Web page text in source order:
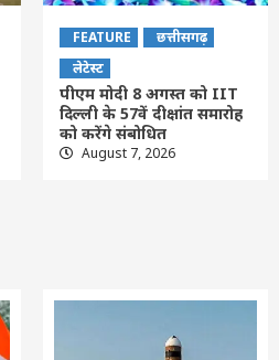
FEATURE
छत्तीसगढ़
लेटेस्ट
पीएम मोदी 8 अगस्त को IIT
दिल्ली के 57वें दीक्षांत समारोह
को करेंगे संबोधित
August 7, 2026